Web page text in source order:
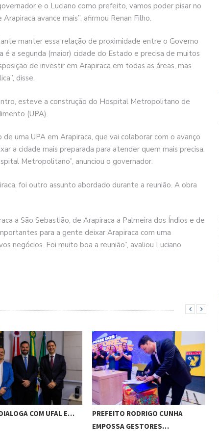
e o Luciano como prefeito, vamos poder pisar no
avance mais”, afirmou Renan Filho.
manter essa relação de proximidade entre o Governo
é a segunda (maior) cidade do Estado e precisa de muitos
de investir em Arapiraca em todas as áreas, mas
disse.
esteve a construção do Hospital Metropolitano de
(UPA).
de uma UPA em Arapiraca, que vai colaborar com o avanço
a cidade mais preparada para atender quem mais precisa.
Metropolitano”, anunciou o governador.
foi outro assunto abordado durante a reunião. A obra
a São Sebastião, de Arapiraca a Palmeira dos Índios e de
para a gente deixar Arapiraca com uma
negócios. Foi muito boa a reunião”, avaliou Luciano
COM UFAL E…
PREFEITO RODRIGO CUNHA
EMPOSSA GESTORES…